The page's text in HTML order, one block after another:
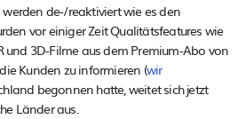
de-/reaktiviert wie es den
vor einiger Zeit Qualitätsfeatures wie
und 3D-Filme aus dem Premium-Abo von
Kunden zu informieren (wir
begonnen hatte, weitet sich jetzt
Länder aus.